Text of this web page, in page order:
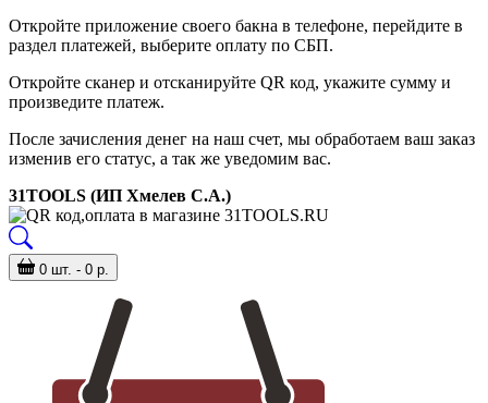
Откройте приложение своего бакна в телефоне, перейдите в
раздел платежей, выберите оплату по СБП.
Откройте сканер и отсканируйте QR код, укажите сумму и
произведите платеж.
После зачисления денег на наш счет, мы обработаем ваш заказ
изменив его статус, а так же уведомим вас.
31TOOLS (ИП Хмелев С.А.)
0 шт. - 0 р.